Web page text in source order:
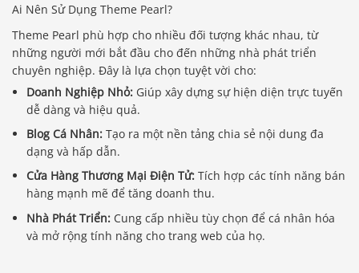
Ai Nên Sử Dụng Theme Pearl?
Theme Pearl phù hợp cho nhiều đối tượng khác nhau, từ
những người mới bắt đầu cho đến những nhà phát triển
chuyên nghiệp. Đây là lựa chọn tuyệt vời cho:
Doanh Nghiệp Nhỏ: Giúp xây dựng sự hiện diện trực tuyến
dễ dàng và hiệu quả.
Blog Cá Nhân: Tạo ra một nền tảng chia sẻ nội dung đa
dạng và hấp dẫn.
Cửa Hàng Thương Mại Điện Tử: Tích hợp các tính năng bán
hàng mạnh mẽ để tăng doanh thu.
Nhà Phát Triển: Cung cấp nhiều tùy chọn để cá nhân hóa
và mở rộng tính năng cho trang web của họ.